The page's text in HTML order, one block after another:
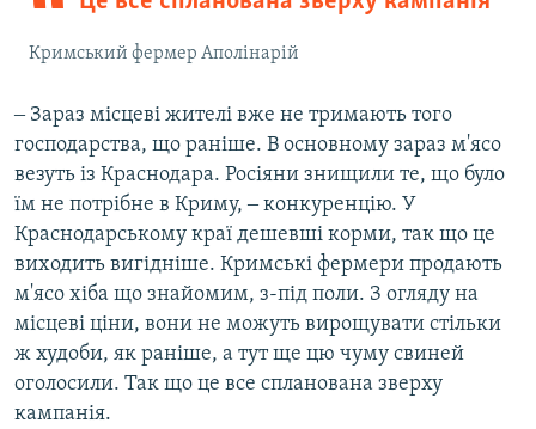
Кримський фермер Аполінарій
‒ Зараз місцеві жителі вже не тримають того
господарства, що раніше. В основному зараз м'ясо
везуть із Краснодара. Росіяни знищили те, що було
їм не потрібне в Криму, ‒ конкуренцію. У
Краснодарському краї дешевші корми, так що це
виходить вигідніше. Кримські фермери продають
м'ясо хіба що знайомим, з-під поли. З огляду на
місцеві ціни, вони не можуть вирощувати стільки
ж худоби, як раніше, а тут ще цю чуму свиней
оголосили. Так що це все спланована зверху
кампанія.